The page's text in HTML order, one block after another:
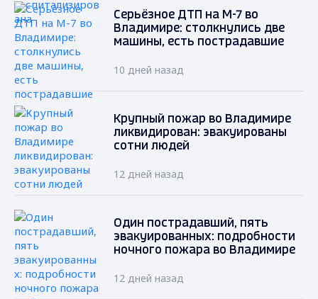
Серьёзное ДТП на М-7 во
Владимире: столкнулись две
машины, есть пострадавшие
10 дней назад
Крупный пожар во Владимире
ликвидирован: эвакуированы
сотни людей
12 дней назад
Один пострадавший, пять
эвакуированных: подробности
ночного пожара во Владимире
12 дней назад